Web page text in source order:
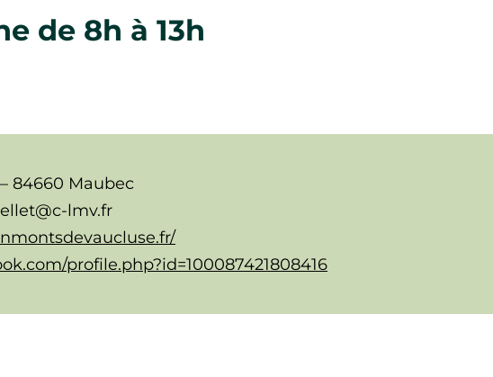
de 8h à 13h
84660 Maubec
lmv.fr
profile.php?id=100087421808416